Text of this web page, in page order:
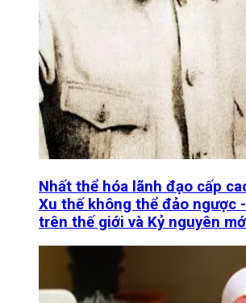
Nhất thể hóa lãnh đạo cấp
Xu thế không thể đảo ngược
trên thế giới và Kỷ nguyên